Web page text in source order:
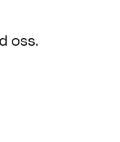
oss.